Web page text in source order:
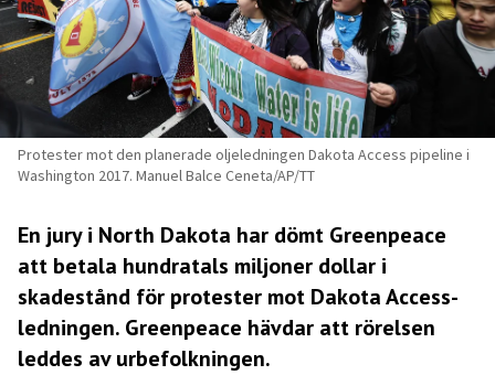
Protester mot den planerade oljeledningen Dakota Access pipeline i
Washington 2017. Manuel Balce Ceneta/AP/TT
En jury i North Dakota har dömt Greenpeace
att betala hundratals miljoner dollar i
skadestånd för protester mot Dakota Access-
ledningen. Greenpeace hävdar att rörelsen
leddes av urbefolkningen.